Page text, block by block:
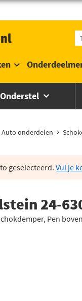
Onderstel
Auto onderdelen
geselecteerd. Vul je
24-
Pen